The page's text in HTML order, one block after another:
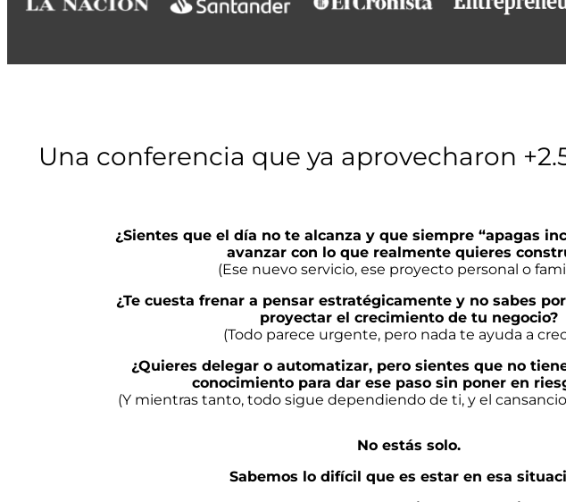
Una conferencia que ya aprovecharon
¿Sientes que el día no te alcanza y que siempre “apagas
avanzar con lo que realmente quieres
(Ese nuevo servicio, ese proyecto personal o
¿Te cuesta frenar a pensar estratégicamente y no sabes
proyectar el crecimiento de tu negocio?
(Todo parece urgente, pero nada te ayuda a
¿Quieres delegar o automatizar, pero sientes que no
conocimiento para dar ese paso sin poner en
(Y mientras tanto, todo sigue dependiendo de ti, y el
No estás solo.
Sabemos lo difícil que es estar en esa